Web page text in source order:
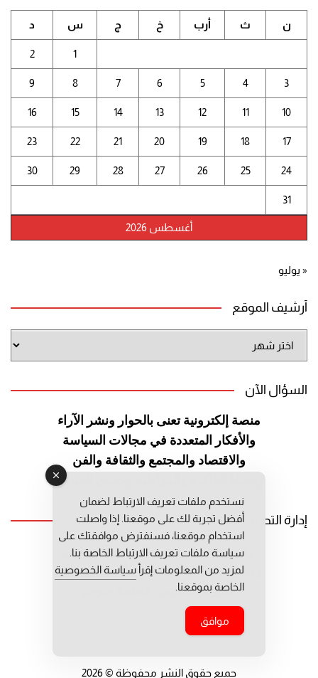
أغسطس 2026
ن ث أرب خ ج س د
1
2
3
4
5
6
7
8
9
10
11
12
13
14
15
16
17
18
19
20
21
22
23
24
25
26
27
28
29
30
31
« يوليو
أرشيف الموقع
الموقع
السؤال الآن
منصة إلكترونية تعنى بالحوار ونشر
الآراء
والأفكار المتعددة في مجالات السياسة
والاقتصاد والمجتمع والثقافة والفن
وحقوق الإنسان
إدارة التحرير
رئيس التحرير: عبد الرحيم التوراني
رئيس التحرير المساعد: المعطي قبال
مديرة التحرير: فاطمة حوحو
جميع حقوق النشر محفوظة © 2026
نستخدم ملفات تعريف الارتباط لضمان
أفضل تجربة لك على موقعنا. إذا واصلت
استخدام موقعنا، فسنفترض موافقتك على
سياسة ملفات تعريف الارتباط الخاصة بنا.
لمزيد من المعلومات إقرأ سياسة الخصوصية
الخاصة بموقعنا.
موافق